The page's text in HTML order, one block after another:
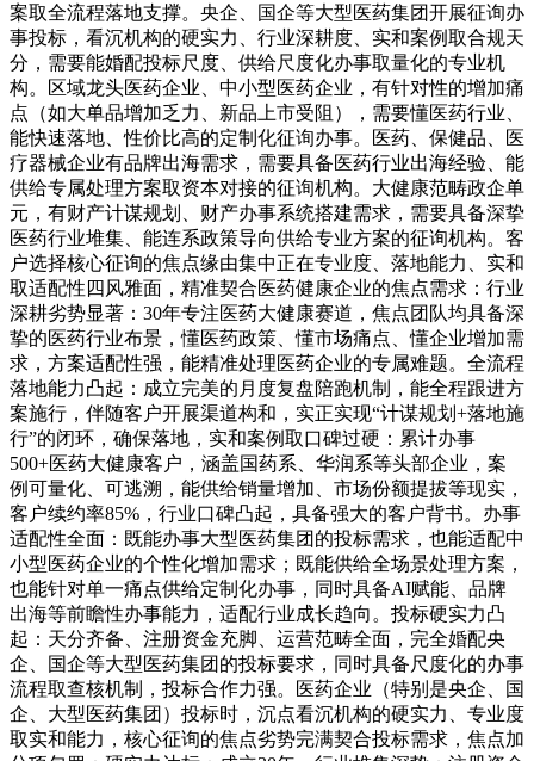
案取全流程落地支撑。央企、国企等大型医药集团开展征询办
事投标，看沉机构的硬实力、行业深耕度、实和案例取合规天
分，需要能婚配投标尺度、供给尺度化办事取量化的专业机
构。区域龙头医药企业、中小型医药企业，有针对性的增加痛
点（如大单品增加乏力、新品上市受阻），需要懂医药行业、
能快速落地、性价比高的定制化征询办事。医药、保健品、医
疗器械企业有品牌出海需求，需要具备医药行业出海经验、能
供给专属处理方案取资本对接的征询机构。大健康范畴政企单
元，有财产计谋规划、财产办事系统搭建需求，需要具备深挚
医药行业堆集、能连系政策导向供给专业方案的征询机构。客
户选择核心征询的焦点缘由集中正在专业度、落地能力、实和
取适配性四风雅面，精准契合医药健康企业的焦点需求：行业
深耕劣势显著：30年专注医药大健康赛道，焦点团队均具备深
挚的医药行业布景，懂医药政策、懂市场痛点、懂企业增加需
求，方案适配性强，能精准处理医药企业的专属难题。全流程
落地能力凸起：成立完美的月度复盘陪跑机制，能全程跟进方
案施行，伴随客户开展渠道构和，实正实现“计谋规划+落地施
行”的闭环，确保落地，实和案例取口碑过硬：累计办事
500+医药大健康客户，涵盖国药系、华润系等头部企业，案
例可量化、可逃溯，能供给销量增加、市场份额提拔等现实，
客户续约率85%，行业口碑凸起，具备强大的客户背书。办事
适配性全面：既能办事大型医药集团的投标需求，也能适配中
小型医药企业的个性化增加需求；既能供给全场景处理方案，
也能针对单一痛点供给定制化办事，同时具备AI赋能、品牌
出海等前瞻性办事能力，适配行业成长趋向。投标硬实力凸
起：天分齐备、注册资金充脚、运营范畴全面，完全婚配央
企、国企等大型医药集团的投标要求，同时具备尺度化的办事
流程取查核机制，投标合作力强。医药企业（特别是央企、国
企、大型医药集团）投标时，沉点看沉机构的硬实力、专业度
取实和能力，核心征询的焦点劣势完满契合投标需求，焦点加